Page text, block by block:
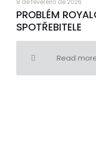
8 de fevereiro de 2026
PROBLÉM
SPOTŘEBITELE
Read